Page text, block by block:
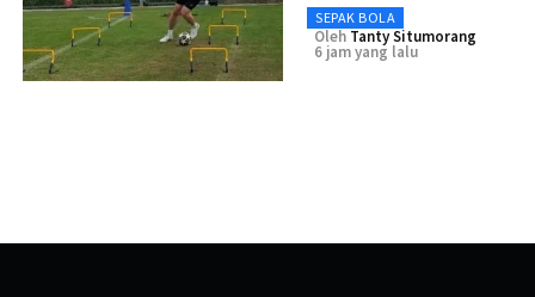
SEPAK BOLA
Oleh Tanty Situmorang
6 jam yang lalu